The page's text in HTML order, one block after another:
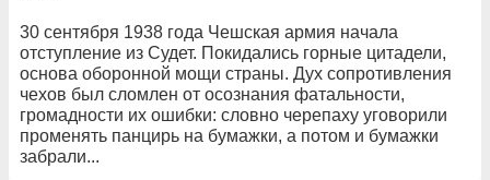
30 сентября 1938 года Чешская армия начала
отступление из Судет. Покидались горные цитадели,
основа оборонной мощи стра​ны. Дух сопротивления
чехов был сломлен от осознания фатальности,
громадности их ошибки: словно черепаху уговорили
променять панцирь на бумажки, а потом и бумажки
забрали...